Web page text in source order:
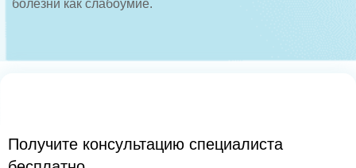
болезни как слабоумие.
Получите консультацию специалиста